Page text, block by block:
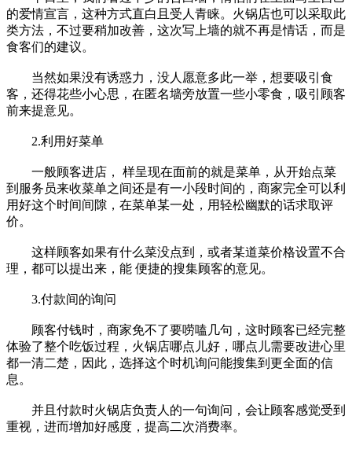
的爱情宣言，这种方式直白且受人青睐。火锅店也可以采取此
类方法，不过要稍加改善，这次写上墙的就不再是情话，而是
食客们的建议。
当然如果没有诱惑力，没人愿意多此一举，想要吸引食
客，还得花些小心思，在匿名墙旁放置一些小零食，吸引顾客
前来提意见。
2.利用好菜单
一般顾客进店， 样呈现在面前的就是菜单，从开始点菜
到服务员来收菜单之间还是有一小段时间的，商家完全可以利
用好这个时间间隙，在菜单某一处，用轻松幽默的话求取评
价。
这样顾客如果有什么菜没点到，或者某道菜价格设置不合
理，都可以提出来，能 便捷的搜集顾客的意见。
3.付款间的询问
顾客付钱时，商家免不了要唠嗑几句，这时顾客已经完整
体验了整个吃饭过程，火锅店哪点儿好，哪点儿需要改进心里
都一清二楚，因此，选择这个时机询问能搜集到更全面的信
息。
并且付款时火锅店负责人的一句询问，会让顾客感觉受到
重视，进而增加好感度，提高二次消费率。